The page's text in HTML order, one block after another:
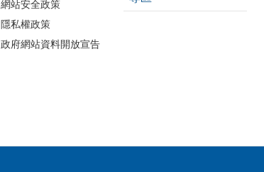
網站安全政策
隱私權政策
政府網站資料開放宣告